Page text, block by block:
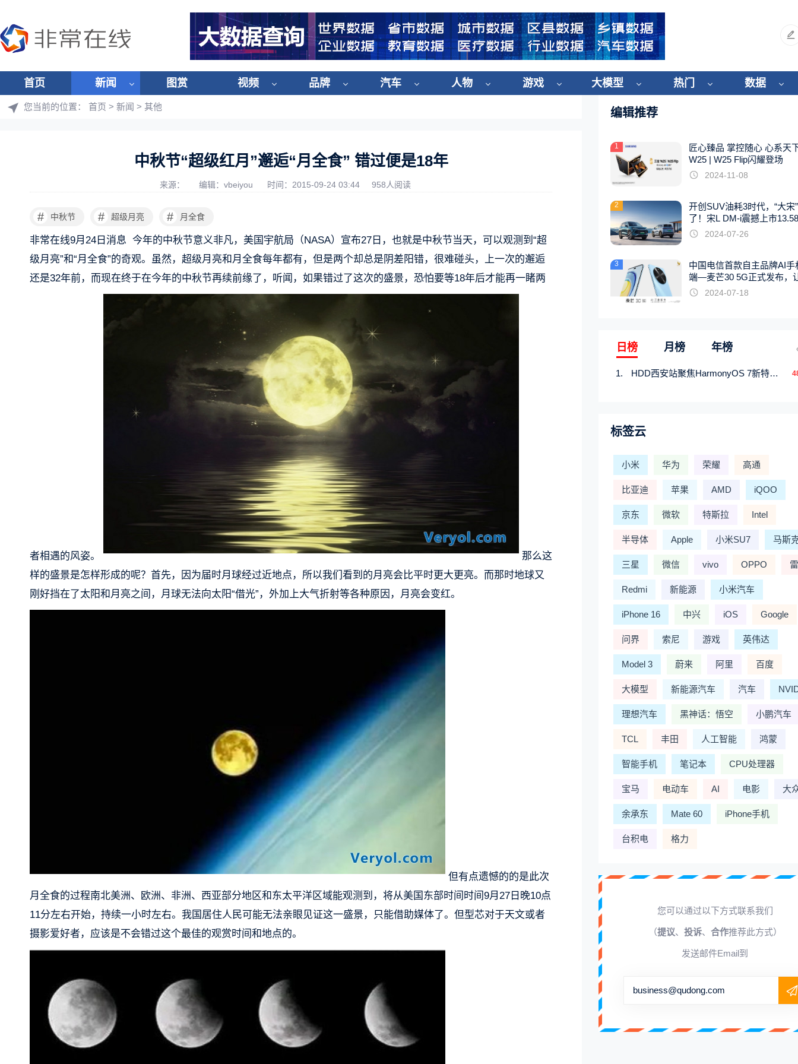
首页 新闻 图赏 视频 品牌 汽车 人物 游戏 大模型 热门 数据
您当前的位置： 首页 > 新闻 > 其他
中秋节“超级红月”邂逅“月全食” 错过便是18年
来源： 编辑：vbeiyou 时间：2015-09-24 03:44 958人阅读
# 中秋节 # 超级月亮 # 月全食
非常在线9月24日消息 今年的中秋节意义非凡，美国宇航局（NASA）宣布27日，也就是中秋节当天，可以观测到“超
级月亮”和“月全食”的奇观。虽然，超级月亮和月全食每年都有，但是两个却总是阴差阳错，很难碰头，上一次的邂逅
还是32年前，而现在终于在今年的中秋节再续前缘了，听闻，如果错过了这次的盛景，恐怕要等18年后才能再一睹两
者相遇的风姿。
那么这
样的盛景是怎样形成的呢？首先，因为届时月球经过近地点，所以我们看到的月亮会比平时更大更亮。而那时地球又
刚好挡在了太阳和月亮之间，月球无法向太阳“借光”，外加上大气折射等各种原因，月亮会变红。
但有点遗憾的的是此次
月全食的过程南北美洲、欧洲、非洲、西亚部分地区和东太平洋区域能观测到，将从美国东部时间时间9月27日晚10点
11分左右开始，持续一小时左右。我国居住人民可能无法亲眼见证这一盛景，只能借助媒体了。但型芯对于天文或者
摄影爱好者，应该是不会错过这个最佳的观赏时间和地点的。
编辑推荐
1
匠心臻品 掌控随心 心系天
W25 | W25 Flip闪耀登场
2024-11-08
2
开创SUV油耗3时代，“大宋
了！宋L DM-i震撼上市
起
2024-07-26
3
中国电信首款自主品牌AI手
端—麦芒30 5G正式发布，
触手可及2024-07-18
日榜 月榜 年榜
HDD西安站聚焦HarmonyOS 7新特性，解锁从互联到智能的应用开发新范式
标签云
小米 华为 荣耀 高通
比亚迪 苹果 AMD iQOO
京东 微软 特斯拉 Intel
半导体 Apple 小米SU7 马斯
三星 微信 vivo OPPO
Redmi 新能源 小米汽车
iPhone 16 中兴 iOS Google
问界 索尼 游戏 英伟达
Model 3 蔚来 阿里 百度
大模型 新能源汽车 汽车
理想汽车 黑神话：悟空 小鹏汽车
TCL 丰田 人工智能 鸿蒙
智能手机 笔记本 CPU处理器
宝马 电动车 AI 电影 大
余承东 Mate 60 iPhone手机
台积电 格力
您可以通过以下方式联系我们
（提议、 投诉、 合作推荐此方式）
发送邮件Email到
business@qudong.com